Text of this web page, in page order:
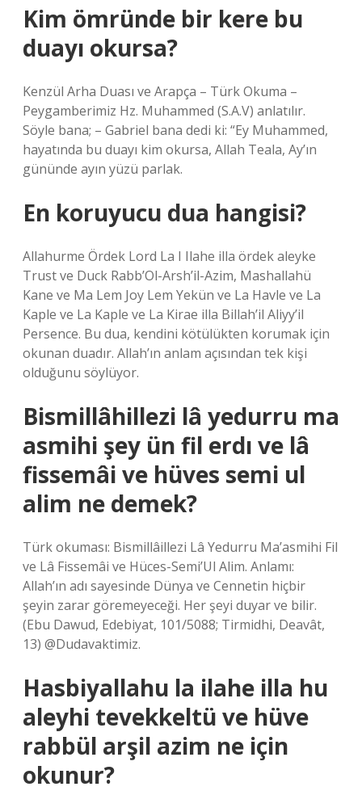
Kim ömründe bir kere bu
duayı okursa?
Kenzül Arha Duası ve Arapça – Türk Okuma –
Peygamberimiz Hz. Muhammed (S.A.V) anlatılır.
Söyle bana; – Gabriel bana dedi ki: “Ey Muhammed,
hayatında bu duayı kim okursa, Allah Teala, Ay’ın
gününde ayın yüzü parlak.
En koruyucu dua hangisi?
Allahurme Ördek Lord La I Ilahe illa ördek aleyke
Trust ve Duck Rabb’Ol-Arsh’il-Azim, Mashallahü
Kane ve Ma Lem Joy Lem Yekün ve La Havle ve La
Kaple ve La Kaple ve La Kirae illa Billah’il Aliyy’il
Persence. Bu dua, kendini kötülükten korumak için
okunan duadır. Allah’ın anlam açısından tek kişi
olduğunu söylüyor.
Bismillâhillezi lâ yedurru ma
asmihi şey ün fil erdı ve lâ
fissemâi ve hüves semi ul
alim ne demek?
Türk okuması: Bismillâillezi Lâ Yedurru Ma’asmihi Fil
ve Lâ Fissemâi ve Hüces-Semi’Ul Alim. Anlamı:
Allah’ın adı sayesinde Dünya ve Cennetin hiçbir
şeyin zarar göremeyeceği. Her şeyi duyar ve bilir.
(Ebu Dawud, Edebiyat, 101/5088; Tirmidhi, Deavât,
13) @Dudavaktimiz.
Hasbiyallahu la ilahe illa hu
aleyhi tevekkeltü ve hüve
rabbül arşil azim ne için
okunur?